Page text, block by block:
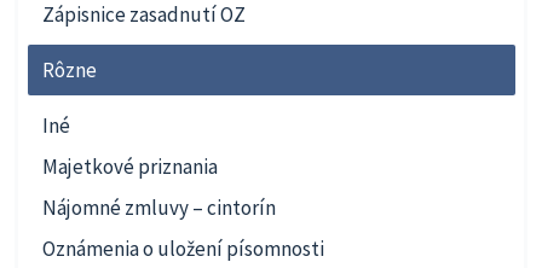
Zápisnice zasadnutí OZ
Rôzne
Iné
Majetkové priznania
Nájomné zmluvy – cintorín
Oznámenia o uložení písomnosti